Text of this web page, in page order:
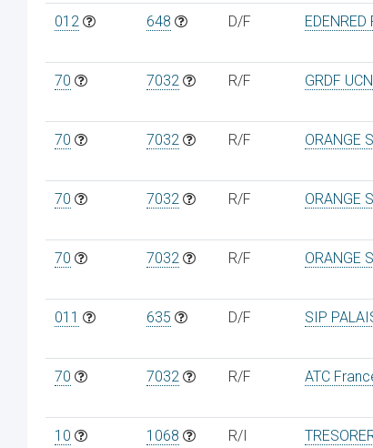
012 648 D/F EDENRED
70 7032 R/F GRDF UCN
70 7032 R/F ORANGE
70 7032 R/F ORANGE
70 7032 R/F ORANGE
011 635 D/F SIP
70 7032 R/F ATC
10 1068 R/I